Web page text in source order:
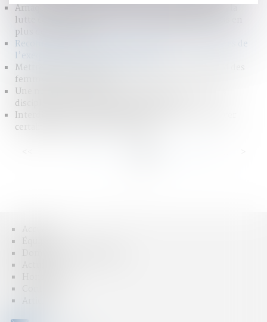
Arnaques financières : les autorités mobilisées dans la
lutte contre ce phénomène massif qui piège de plus en
plus de particuliers
Reconnaissance des jugements étrangers : les limites de
l’exequatur en matière d’adoption
Mettre fin aux violences et discriminations à l'égard des
femmes LBQ en Europe
Une nouvelle procédure alternative aux poursuites
disciplinaires pour les majeurs détenus !
Interdiction aux établissements bancaires de prélever
certains frais lors des successions
Accueil
Articles